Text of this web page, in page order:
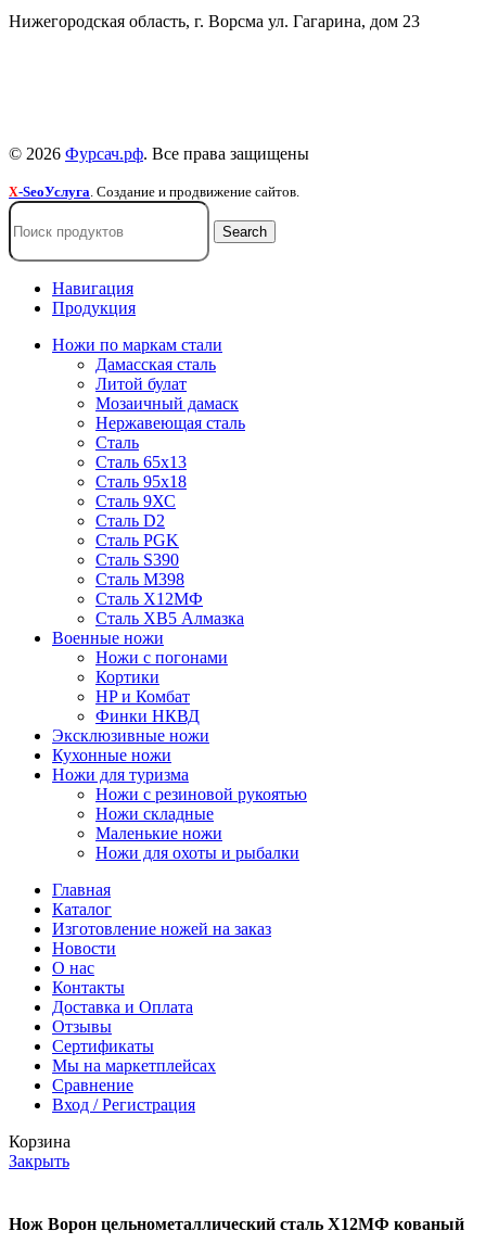
Нижегородская область, г. Ворсма ул. Гагарина, дом 23
© 2026 Фурсач.рф. Все права защищены
X-SeoУслуга. Создание и продвижение сайтов.
Search
Навигация
Продукция
Ножи по маркам стали
Дамасская сталь
Литой булат
Мозаичный дамаск
Нержавеющая сталь
Сталь
Сталь 65х13
Сталь 95х18
Сталь 9ХС
Сталь D2
Сталь PGK
Сталь S390
Сталь M398
Сталь Х12МФ
Сталь ХВ5 Алмазка
Военные ножи
Ножи с погонами
Кортики
HP и Комбат
Финки НКВД
Эксклюзивные ножи
Кухонные ножи
Ножи для туризма
Ножи с резиновой рукоятью
Ножи складные
Маленькие ножи
Ножи для охоты и рыбалки
Главная
Каталог
Изготовление ножей на заказ
Новости
О нас
Контакты
Доставка и Оплата
Отзывы
Сертификаты
Мы на маркетплейсах
Сравнение
Вход / Регистрация
Корзина
Закрыть
Нож Ворон цельнометаллический сталь Х12МФ кованый